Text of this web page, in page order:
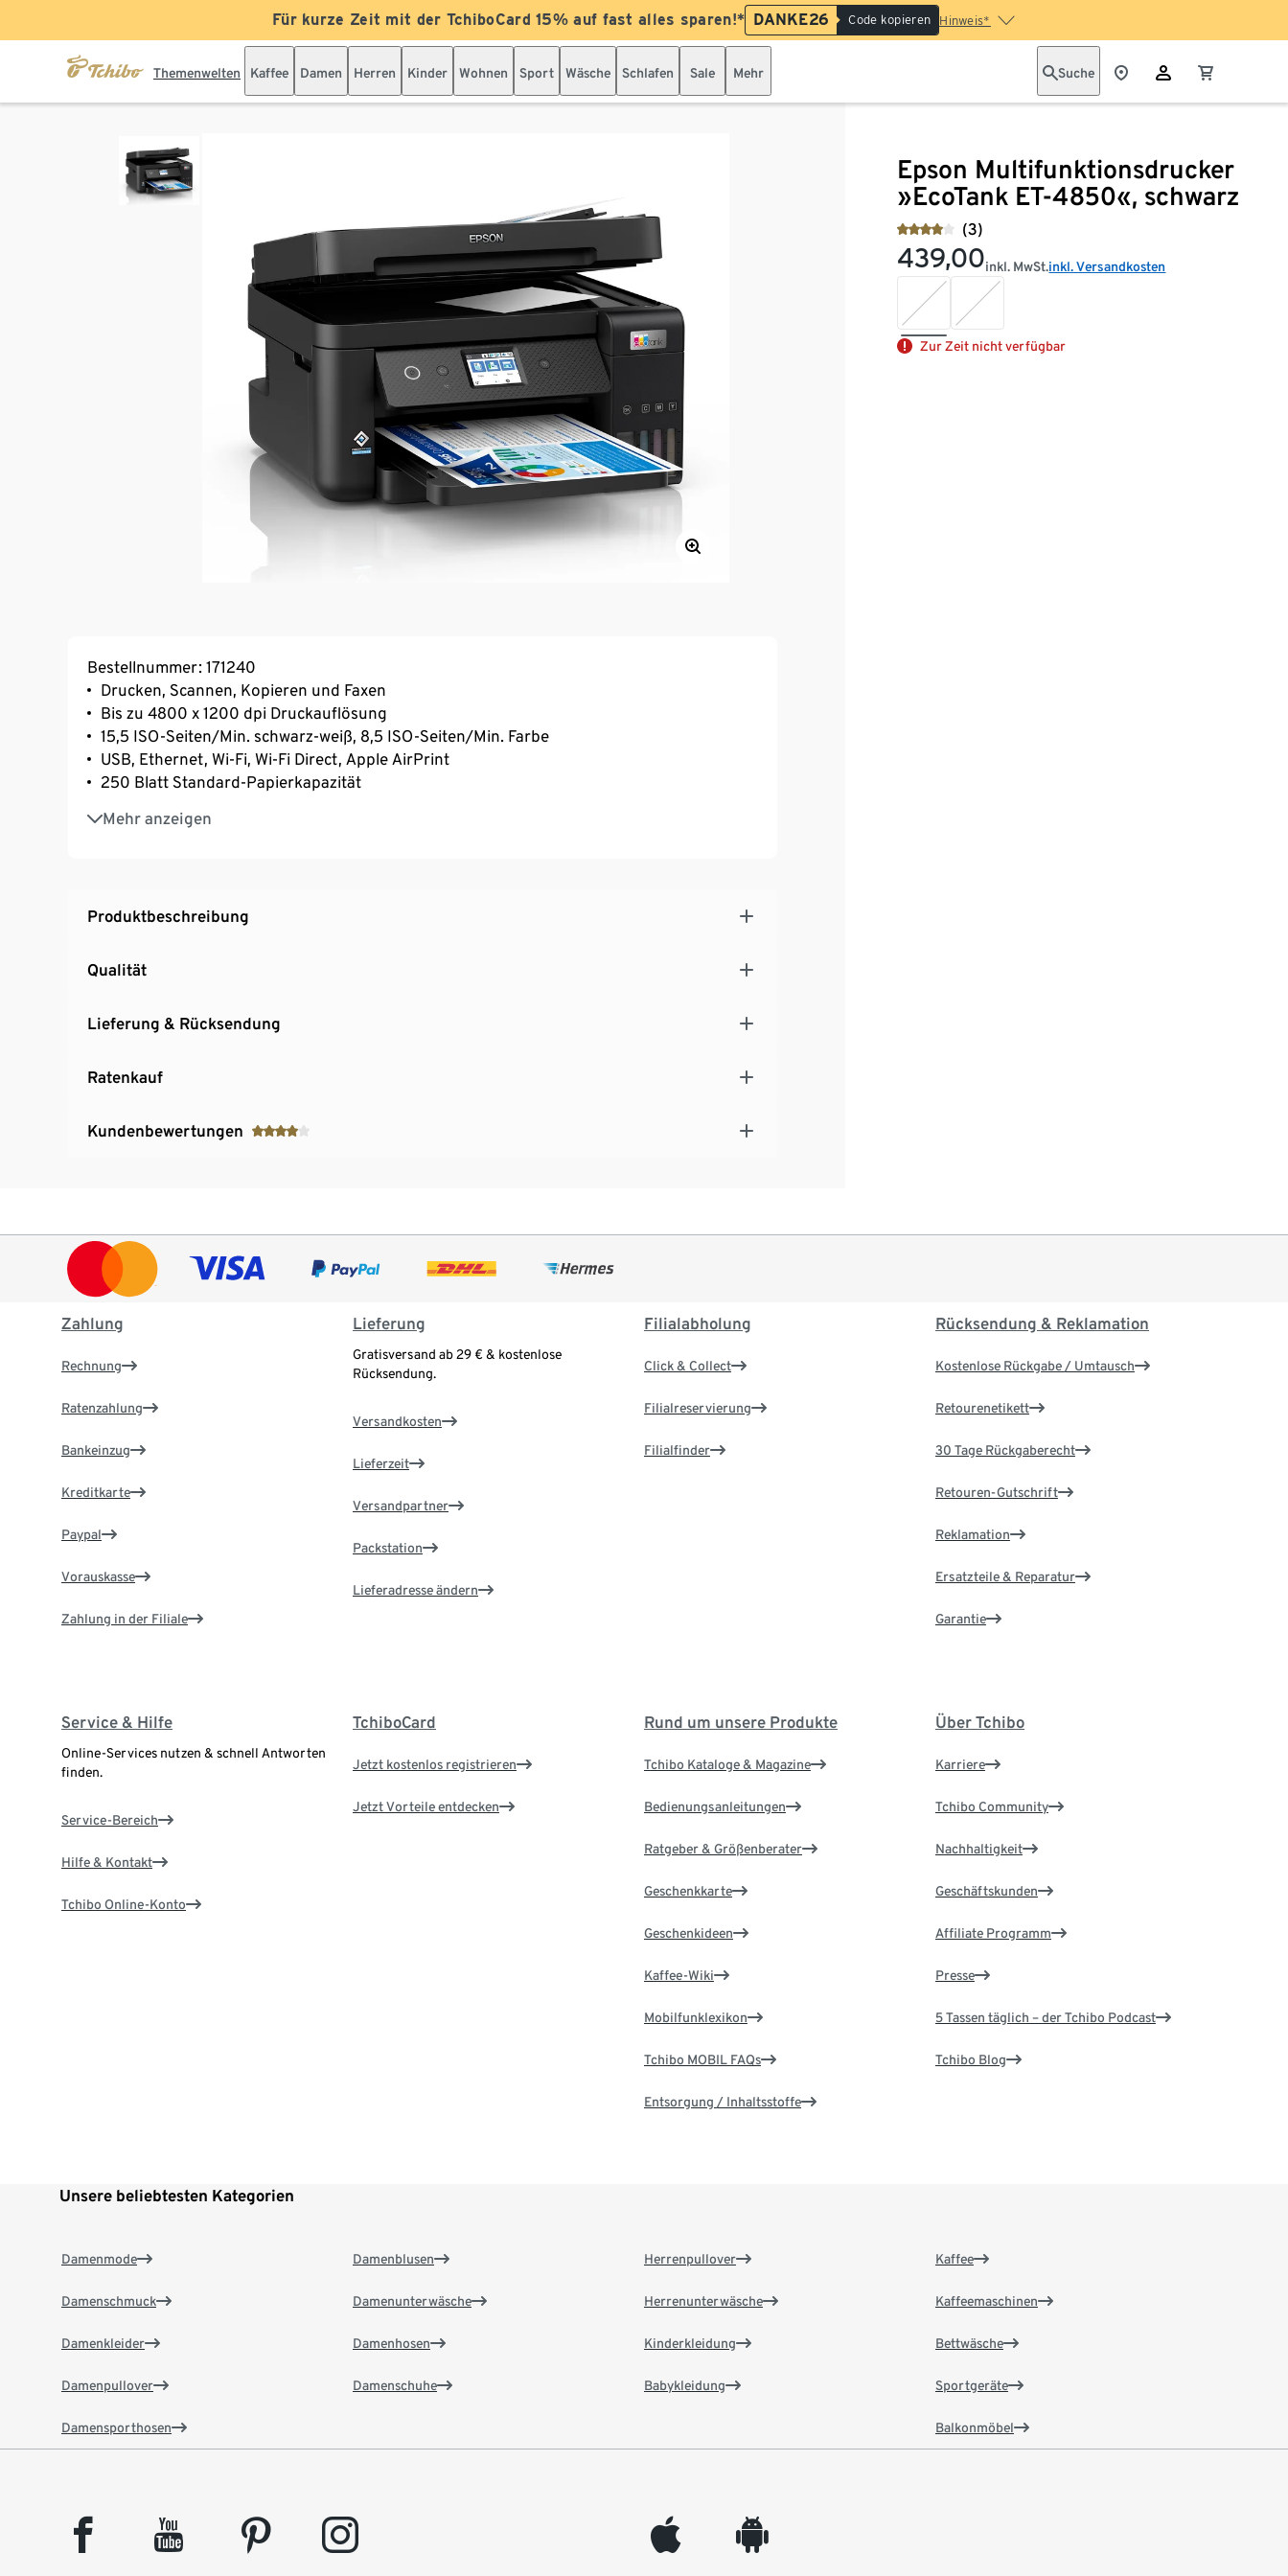
Für kurze Zeit mit der TchiboCard 15% auf fast alles sparen!* DANKE26 Code kopieren Hinweis*
Themenwelten Kaffee Damen Herren Kinder Wohnen Sport Wäsche Schlafen Sale Mehr Suche
Epson Multifunktionsdrucker
»EcoTank ET-4850«, schwarz
(3)
439,00inkl. MwSt.inkl. Versandkosten
Zur Zeit nicht verfügbar
Bestellnummer: 171240
Drucken, Scannen, Kopieren und Faxen
Bis zu 4800 x 1200 dpi Druckauflösung
15,5 ISO-Seiten/Min. schwarz-weiß, 8,5 ISO-Seiten/Min. Farbe
USB, Ethernet, Wi-Fi, Wi-Fi Direct, Apple AirPrint
250 Blatt Standard-Papierkapazität
Mehr anzeigen
6,1 cm LC-Touch-Display
B x H x T ca. 37,5 x 23 x 34,5 cm, Gewicht ca. 6,7 kg
Produktbeschreibung
Qualität
Lieferung & Rücksendung
Ratenkauf
Kundenbewertungen
Zahlung
Rechnung
Ratenzahlung
Bankeinzug
Kreditkarte
Paypal
Vorauskasse
Zahlung in der Filiale
Lieferung
Gratisversand ab 29 € & kostenlose
Rücksendung.
Versandkosten
Lieferzeit
Versandpartner
Packstation
Lieferadresse ändern
Filialabholung
Click & Collect
Filialreservierung
Filialfinder
Rücksendung & Reklamation
Kostenlose Rückgabe / Umtausch
Retourenetikett
30 Tage Rückgaberecht
Retouren-Gutschrift
Reklamation
Ersatzteile & Reparatur
Garantie
Service & Hilfe
Online-Services nutzen & schnell Antworten
finden.
Service-Bereich
Hilfe & Kontakt
Tchibo Online-Konto
TchiboCard
Jetzt kostenlos registrieren
Jetzt Vorteile entdecken
Rund um unsere Produkte
Tchibo Kataloge & Magazine
Bedienungsanleitungen
Ratgeber & Größenberater
Geschenkkarte
Geschenkideen
Kaffee-Wiki
Mobilfunklexikon
Tchibo MOBIL FAQs
Entsorgung / Inhaltsstoffe
Über Tchibo
Karriere
Tchibo Community
Nachhaltigkeit
Geschäftskunden
Affiliate Programm
Presse
5 Tassen täglich – der Tchibo Podcast
Tchibo Blog
Unsere beliebtesten Kategorien
Damenmode
Damenschmuck
Damenkleider
Damenpullover
Damensporthosen
Damenblusen
Damenunterwäsche
Damenhosen
Damenschuhe
Herrenpullover
Herrenunterwäsche
Kinderkleidung
Babykleidung
Kaffee
Kaffeemaschinen
Bettwäsche
Sportgeräte
Balkonmöbel
facebook youtube pinterest instagram appleinc android